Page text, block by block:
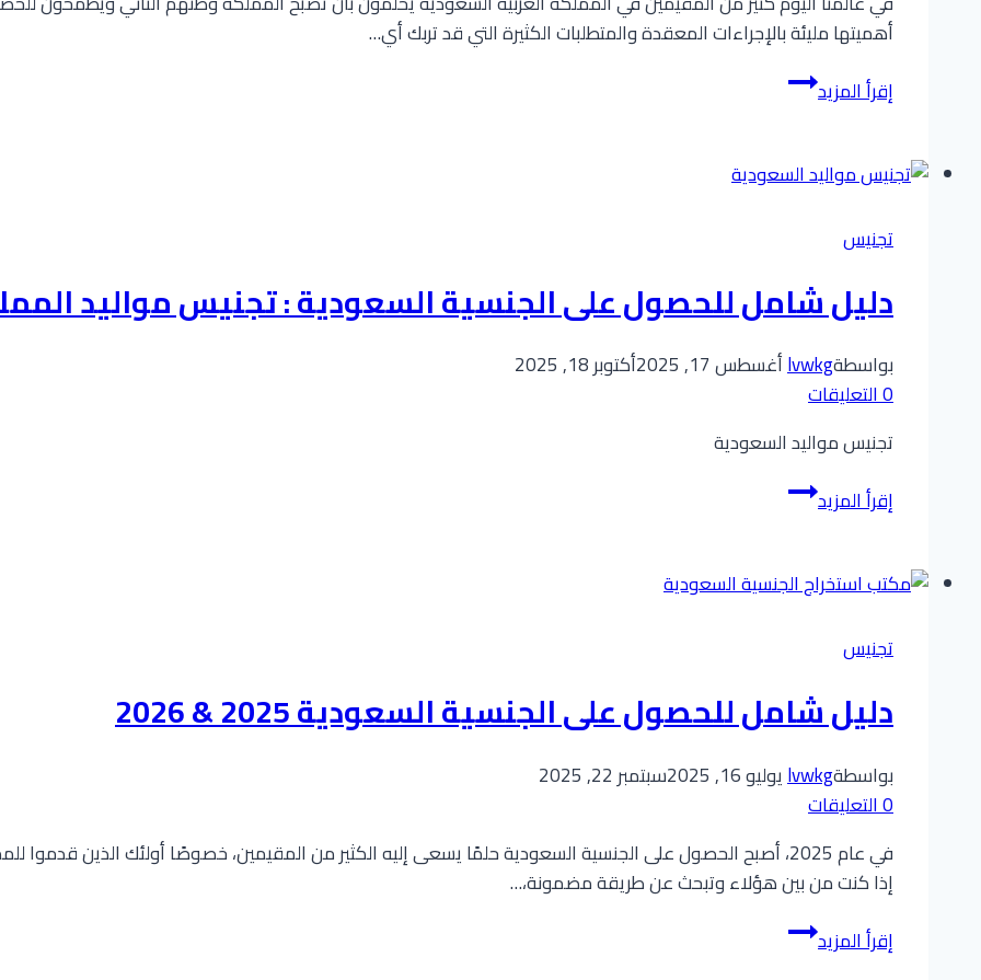
الجنسية
أهميتها مليئة بالإجراءات المعقدة والمتطلبات الكثيرة التي قد تربك أي…
إقرأ المزيداستشارات
معقب
شريكك
الموثوق
الحصول
على
الجنسية
السعودية
تجنيس
دليل شامل للحصول على الجنسية السعودية : تجنيس مواليد
بواسطةlvwkgأغسطس 17, 2025
أكتوبر 18, 2025
0 التعليقات
تجنيس مواليد السعودية
إقرأ المزيددليل
شامل
على
الجنسية
تجنيس
مواليد
والمقيمين
تجنيس
دليل شامل للحصول على الجنسية السعودية 2025 & 2026
بواسطةlvwkgيوليو 16, 2025
سبتمبر 22, 2025
0 التعليقات
في عام 2025، أصبح الحصول على الجنسية السعودية حلمًا يسعى إليه الكثير من المقيمين، خصوصًا أولئك الذين
إذا كنت من بين هؤلاء وتبحث عن طريقة مضمونة،…
إقرأ المزيددليل
شامل